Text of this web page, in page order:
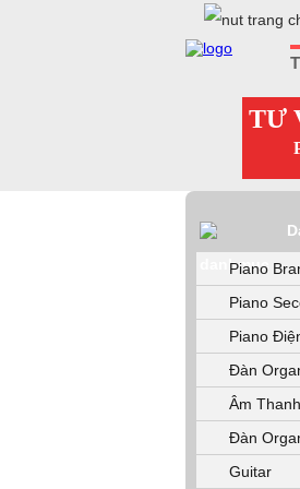
TƯ
Piano
Piano
Piano
Đàn
Âm Thanh
Đàn
Guitar